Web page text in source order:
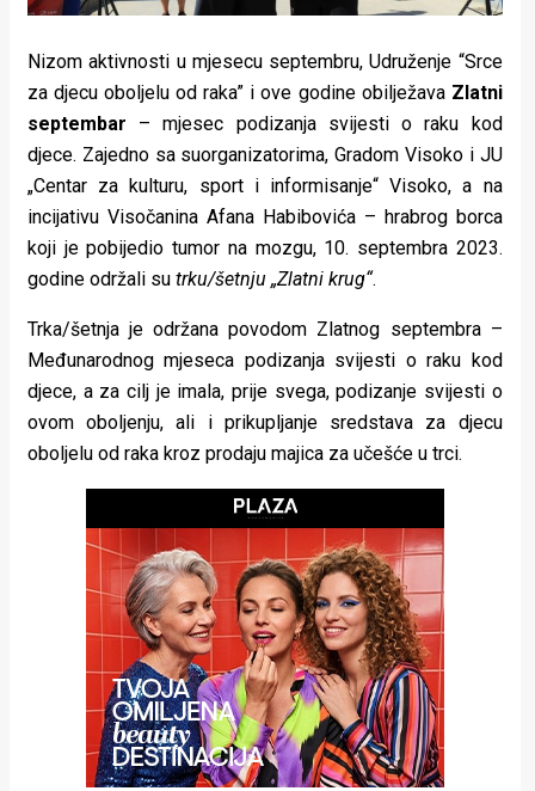
stolom
Život
u
pokretu
Ideje
koje
Urban
Aktivizam
Aktuelnosti
Nizom aktivnosti u mjesecu septembru, Udruženje “Srce
za djecu oboljelu od raka” i ove godine obilježava Zlatni
septembar – mjesec podizanja svijesti o raku kod
djece. Zajedno sa suorganizatorima, Gradom Visoko i JU
„Centar za kulturu, sport i informisanje“ Visoko, a na
incijativu Visočanina Afana Habibovića – hrabrog borca
koji je pobijedio tumor na mozgu, 10. septembra 2023.
godine održali su trku/šetnju „Zlatni krug“.
Trka/šetnja je održana povodom Zlatnog septembra –
Međunarodnog mjeseca podizanja svijesti o raku kod
djece, a za cilj je imala, prije svega, podizanje svijesti o
ovom oboljenju, ali i prikupljanje sredstava za djecu
oboljelu od raka kroz prodaju majica za učešće u trci.